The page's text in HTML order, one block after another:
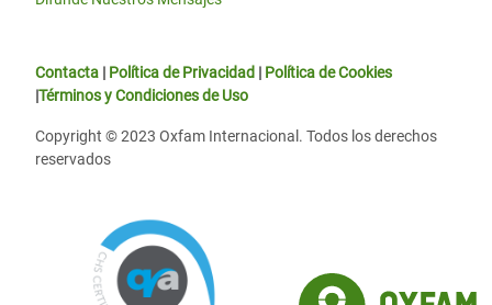
Contacta | Política de Privacidad | Política de Cookies
|Términos y Condiciones de Uso
Copyright © 2023 Oxfam Internacional. Todos los derechos
reservados